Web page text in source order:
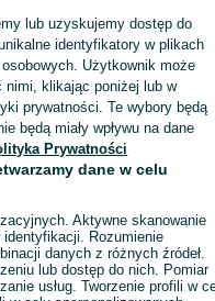
Wyświetlenia:
lub uzyskujemy dostęp do
identyfikatory w plikach
Użytkownik może
nimi, klikając poniżej lub w
prywatności. Te wybory będą
będą miały wpływu na dane
Prywatności
dane w celu
Aktywne skanowanie
Rozumienie
danych z różnych źródeł.
lub dostęp do nich. Pomiar
usług. Tworzenie profili w